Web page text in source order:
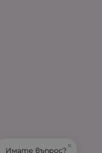
×
Имате въпрос?